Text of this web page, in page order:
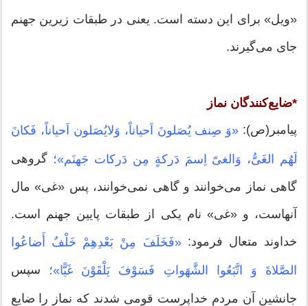
«ویل» برای این دسته است. یعنی در طبقات زیرین جهنم
جای می‌گیرند.
*ضایع‌کنندگان نماز
پیامبر(ص): «وَ صِنف یُصَلونَ اَحیاناً، وَلایُصَلون اَحیاناً، فَکانَ
لَهُم الغَیُّ، وَالغیّ اِسمَ دَرکةٍ مِن دَرکات جَهنَم»؛ گروهی
گاهی نماز می‌خوانند و گاهی نمی‌خوانند، پس «غی» مال
آنهاست، و «غی» نام یکی از طبقات پایین جهنم است.
خداوند متعال فرمود:«فَخَلَفَ مِنْ بَعْدِهِمْ خَلْفٌ أَضاعُوا
الصَّلاةَ وَ اتَّبَعُوا الشَّهَواتِ فَسَوْفَ یَلْقَوْنَ غَیًّا»؛ سپس
جانشین آن مردم خداپرست قومی شدند که نماز را ضایع